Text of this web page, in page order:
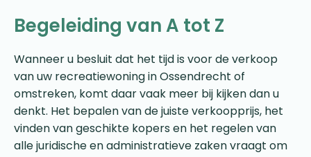
Begeleiding van A tot Z
Wanneer u besluit dat het tijd is voor de verkoop
van uw recreatiewoning in Ossendrecht of
omstreken, komt daar vaak meer bij kijken dan u
denkt. Het bepalen van de juiste verkoopprijs, het
vinden van geschikte kopers en het regelen van
alle juridische en administratieve zaken vraagt om